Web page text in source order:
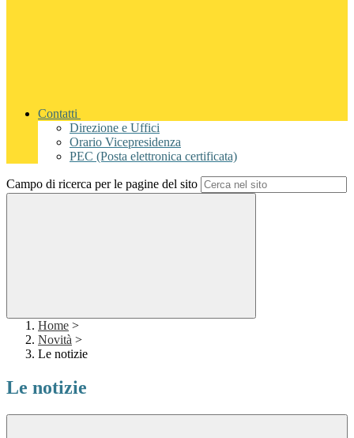
Contatti
Direzione e Uffici
Orario Vicepresidenza
PEC (Posta elettronica certificata)
Campo di ricerca per le pagine del sito
Home >
Novità >
Le notizie
Le notizie